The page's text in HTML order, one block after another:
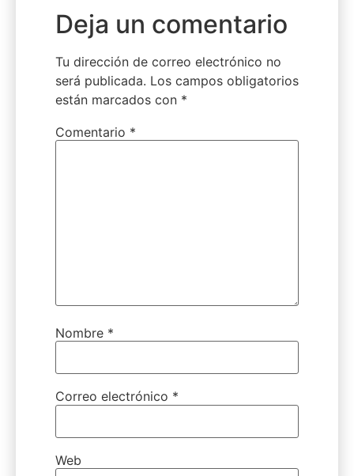
Deja un comentario
Tu dirección de correo electrónico no
será publicada. Los campos obligatorios
están marcados con *
Comentario *
Nombre *
Correo electrónico *
Web